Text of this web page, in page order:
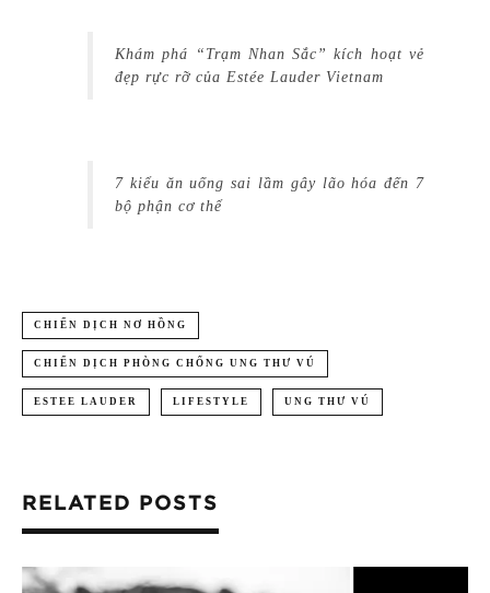
Khám phá “Trạm Nhan Sắc” kích hoạt vẻ
đẹp rực rỡ của Estée Lauder Vietnam
7 kiểu ăn uống sai lầm gây lão hóa đến 7
bộ phận cơ thể
CHIẾN DỊCH NƠ HỒNG
CHIẾN DỊCH PHÒNG CHỐNG UNG THƯ VÚ
ESTEE LAUDER LIFESTYLE UNG THƯ VÚ
RELATED POSTS